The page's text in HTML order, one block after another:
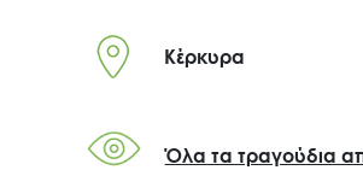
Κέρκυρα
Όλα τα τραγούδια